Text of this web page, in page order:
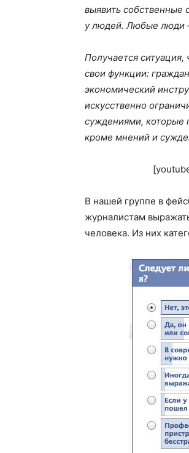
выявить собственные
у людей. Любые люди
Получается
свои функции:
экономический
искусственно
суждениями, которые
кроме мнений и
В нашей группе в
журналистам
человека. Из них